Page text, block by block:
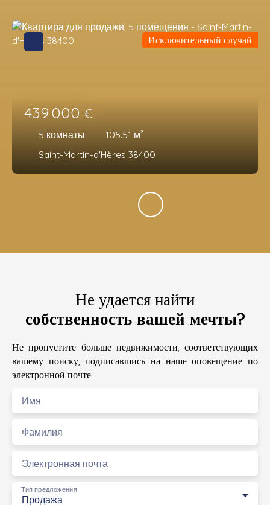
439 000 €
5 комнаты 105.51 м²
Saint-Martin-d'Hères 38400
Исключительный случай
Не удается найти
собственность вашей мечты?
Не пропустите больше недвижимости, соответствующих
вашему поиску, подписавшись на наше оповещение по
электронной почте!
Имя
Фамилия
Электронная почта
Продажа
Тип предложения